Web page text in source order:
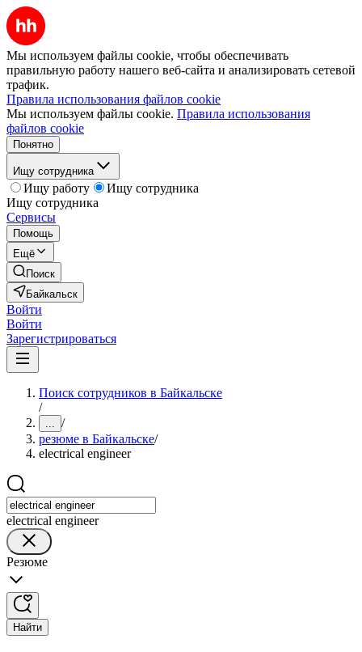
Мы используем файлы cookie, чтобы обеспечивать
правильную работу нашего веб-сайта и анализировать сетевой
трафик.
Правила использования файлов cookie
Мы используем файлы cookie. Правила использования
файлов cookie
Понятно
Ищу сотрудника
Ищу работу
Ищу сотрудника
Ищу сотрудника
Сервисы
Помощь
Ещё
Поиск
Байкальск
Войти
Войти
Зарегистрироваться
Поиск сотрудников в Байкальске
/
... /
резюме в Байкальске/
electrical engineer
electrical engineer
Резюме
Найти